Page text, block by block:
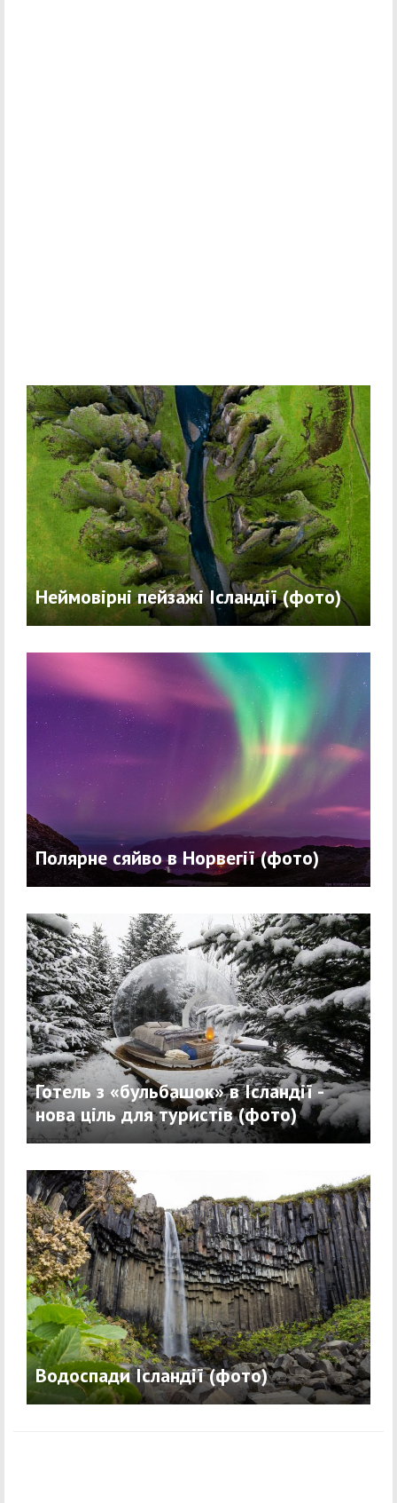
Неймовірні пейзажі Ісландії (фото)
Полярне сяйво в Норвегії (фото)
Готель з «бульбашок» в Ісландії -
нова ціль для туристів (фото)
Водоспади Ісландії (фото)